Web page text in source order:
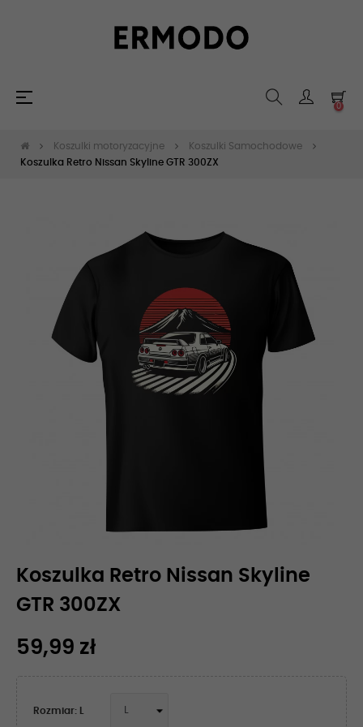
Toggle
☰
0
Koszulki motoryzacyjne
Koszulki Samochodowe
Koszulka Retro Nissan Skyline GTR 300ZX
Koszulka Retro Nissan Skyline
GTR 300ZX
59,99 zł
Rozmiar: L